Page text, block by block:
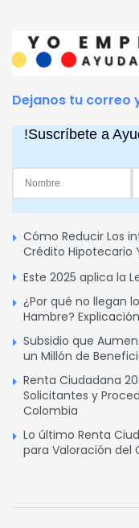
Dejanos tu correo
!Suscríbete a
Cómo Reducir Los
Crédito Hipotecario
Este 2025 aplica la
¿Por qué no llegan
Hambre?
Subsidio que
un Millón de
Renta Ciudadana
Solicitantes y
Colombia
Lo último Renta
para Valoración del